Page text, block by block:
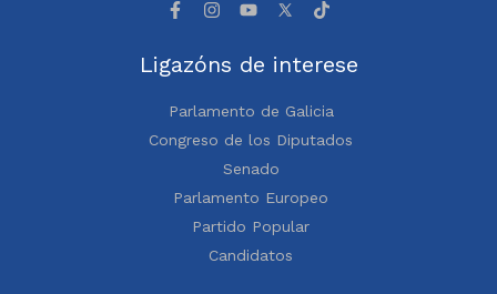
Ligazóns de interese
Parlamento de Galicia
Congreso de los Diputados
Senado
Parlamento Europeo
Partido Popular
Candidatos